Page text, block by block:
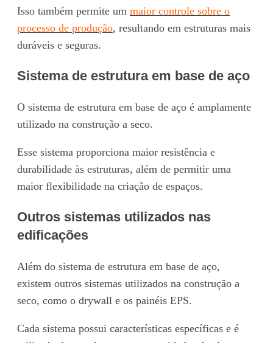
Isso também permite um maior controle sobre o
processo de produção, resultando em estruturas mais
duráveis e seguras.
Sistema de estrutura em base de aço
O sistema de estrutura em base de aço é amplamente
utilizado na construção a seco.
Esse sistema proporciona maior resistência e
durabilidade às estruturas, além de permitir uma
maior flexibilidade na criação de espaços.
Outros sistemas utilizados nas
edificações
Além do sistema de estrutura em base de aço,
existem outros sistemas utilizados na construção a
seco, como o drywall e os painéis EPS.
Cada sistema possui características específicas e é